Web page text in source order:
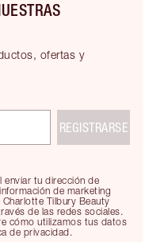
ofertas y
enviar tu dirección de
de marketing
Tilbury Beauty
de las redes sociales.
cómo utilizamos tus datos
de privacidad.
REGISTRARSE